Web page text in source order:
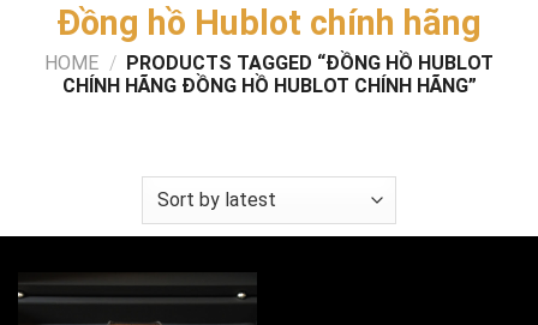
Đồng hồ Hublot chính hãng
HOME / PRODUCTS TAGGED “ĐỒNG HỒ HUBLOT
CHÍNH HÃNG ĐỒNG HỒ HUBLOT CHÍNH HÃNG”